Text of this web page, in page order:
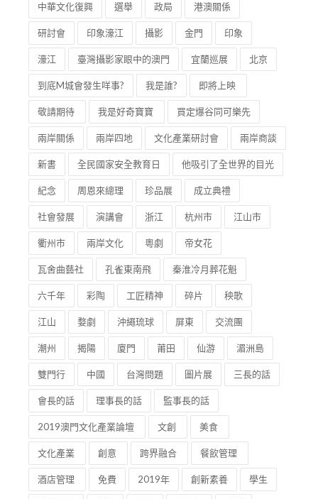
中華文化復興 選舉 政局 港澳關係
研討會 印象濠江 攝影 金門 印象
濠江 臺灣攝影家眼中的澳門 宜蘭巡展 北京
到底M城會發生咩事? 我是誰? 即將上映
敬請期待 我是好奇寶寶 買定爆谷同可樂先
兩岸關係 兩岸四地 文化產業研討會 兩岸商談
新書 全民國家安全教育日 他吸引了全世界的目光
紀念 周恩來總理 珍品展 成立典禮
社會發展 演講會 浙江 杭州市 江山市
衢州市 兩岸文化 粵劇 帝女花
瓦舍曲藝社 孔雀東南飛 秦淮冷月葬花魁
六千年 彩陶 工匠精神 碎片 秧歌
江山 婺劇 沖繩琉球 屏東 交流團
潮州 揭陽 廈門 莆田 仙游 湄洲島
雙門行 中國 台灣問題 圖片展 三長的話
會長的話 理事長的話 監事長的話
2019澳門文化產業論壇 文創 美食
文化產業 創意 跨界融合 餐飲管理
酒店管理 免費 2019年 創新素養 學生